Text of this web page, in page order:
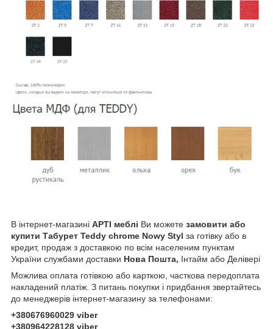
В інтернет-магазині АРТІ меблі Ви можете замовити або
купити Табурет Teddy chrome Nowy Styl за готівку або в
кредит, продаж з доставкою по всім населеним пунктам
України службами доставки Нова Пошта, Інтайм або Делівері
Можлива оплата готівкою або карткою, часткова передоплата
накладений платіж. З питань покупки і придбання звертайтесь
до менеджерів інтернет-магазину за телефонами:
+380676960029 viber
+380964228128 viber